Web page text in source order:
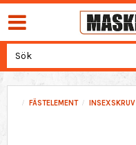
FÄSTELEMENT INSEXSKRUV